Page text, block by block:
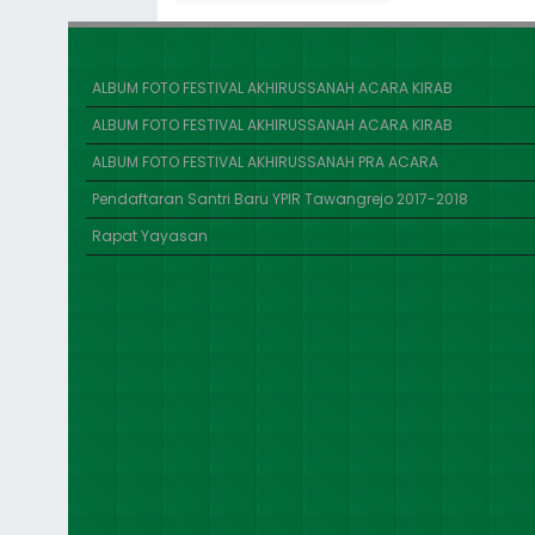
ALBUM FOTO FESTIVAL AKHIRUSSANAH ACARA KIRAB
ALBUM FOTO FESTIVAL AKHIRUSSANAH ACARA KIRAB
ALBUM FOTO FESTIVAL AKHIRUSSANAH PRA ACARA
Pendaftaran Santri Baru YPIR Tawangrejo 2017-2018
Rapat Yayasan